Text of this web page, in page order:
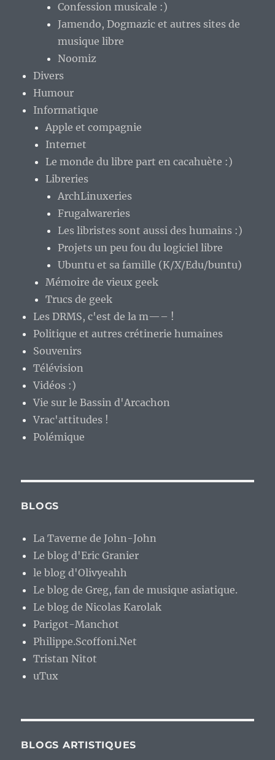
Confession musicale :)
Jamendo, Dogmazic et autres sites de
musique libre
Noomiz
Divers
Humour
Informatique
Apple et compagnie
Internet
Le monde du libre part en cacahuète :)
Libreries
ArchLinuxeries
Frugalwareries
Les libristes sont aussi des humains :)
Projets un peu fou du logiciel libre
Ubuntu et sa famille (K/X/Edu/buntu)
Mémoire de vieux geek
Trucs de geek
Les DRMS, c'est de la m—– !
Politique et autres crétinerie humaines
Souvenirs
Télévision
Vidéos :)
Vie sur le Bassin d'Arcachon
Vrac'attitudes !
Polémique
BLOGS
La Taverne de John-John
Le blog d'Eric Granier
le blog d'Olivyeahh
Le blog de Greg, fan de musique asiatique.
Le blog de Nicolas Karolak
Parigot-Manchot
Philippe.Scoffoni.Net
Tristan Nitot
uTux
BLOGS ARTISTIQUES